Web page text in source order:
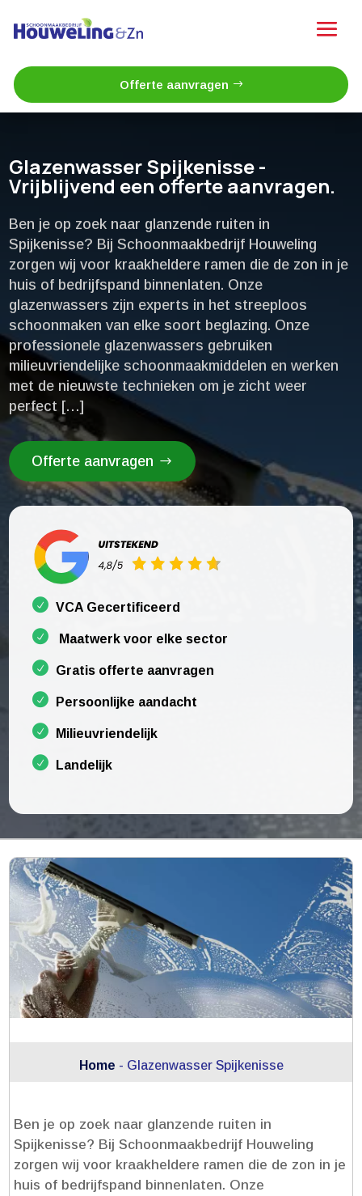
Offerte aanvragen
Glazenwasser Spijkenisse -
Vrijblijvend een offerte aanvragen.
Ben je op zoek naar glanzende ruiten in
Spijkenisse? Bij Schoonmaakbedrijf Houweling
zorgen wij voor kraakheldere ramen die de zon in je
huis of bedrijfspand binnenlaten.​ Onze
glazenwassers zijn experts in het streeploos
schoonmaken van elke soort beglazing.​ Onze
professionele glazenwassers gebruiken
milieuvriendelijke schoonmaakmiddelen en werken
met de nieuwste technieken om je zicht weer
perfect […]
Offerte aanvragen
VCA Gecertificeerd
Maatwerk voor elke sector
Gratis offerte aanvragen
Persoonlijke aandacht
Milieuvriendelijk
Landelijk
Home - Glazenwasser Spijkenisse
Ben je op zoek naar glanzende ruiten in
Spijkenisse? Bij Schoonmaakbedrijf Houweling
zorgen wij voor kraakheldere ramen die de zon in je
huis of bedrijfspand binnenlaten.​ Onze